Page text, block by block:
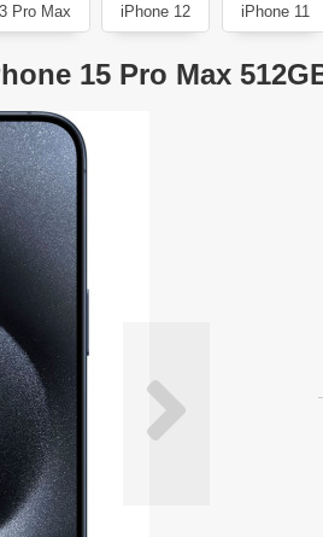
Pro Max iPhone 12 iPhone 11
15 Pro Max